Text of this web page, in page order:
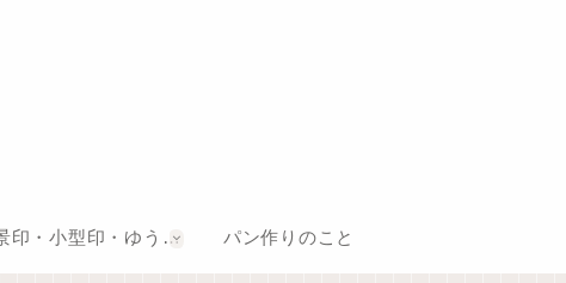
風景印・小型印・ゆうちょスタンプ巡り パン作りのこと